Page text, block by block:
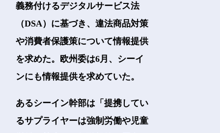
義務付けるデジタルサービス法
（DSA）に基づき、違法商品対策
や消費者保護策について情報提供
を求めた。欧州委は6月、シーイ
ンにも情報提供を求めていた。
あるシーイン幹部は「提携してい
るサプライヤーは強制労働や児童